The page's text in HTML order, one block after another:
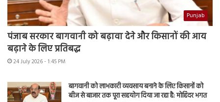
Punjab
पंजाब सरकार बागवानी को बढ़ावा देने और किसानों की आय
बढ़ाने के लिए प्रतिबद्ध
24 July 2026 - 1:45 PM
बागवानी को लाभकारी व्यवसाय बनाने के लिए किसानों को
बीज से बाजार तक पूरा सहयोग दिया जा रहा है: मोहिंदर भगत